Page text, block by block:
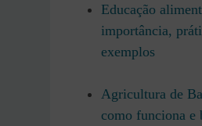
Educação
importância,
exemplos
Agricultura de
como funciona e